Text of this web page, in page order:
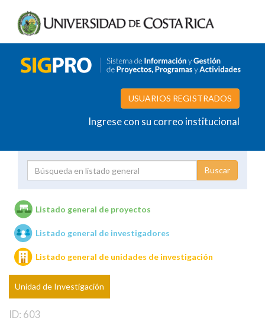
USUARIOS REGISTRADOS
Ingrese con su correo institucional
Unidades de investigación
Listado general de proyectos
Listado general de investigadores
Listado general de unidades de investigación
Unidad de Investigación
ID: 603